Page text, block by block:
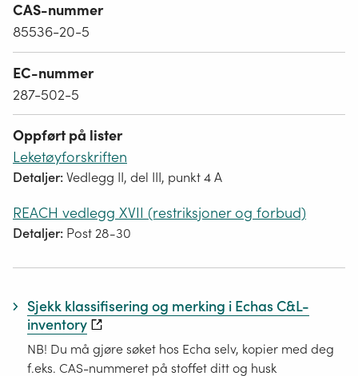
CAS-nummer
85536-20-5
EC-nummer
287-502-5
Oppført på lister
Leketøyforskriften
Detaljer:Vedlegg II, del III, punkt 4 A
REACH vedlegg XVII (restriksjoner og forbud)
Detaljer: Post 28-30
Sjekk klassifisering og merking i Echas C&L-
inventory
NB! Du må gjøre søket hos Echa selv, kopier med deg
f.eks. CAS-nummeret på stoffet ditt og husk